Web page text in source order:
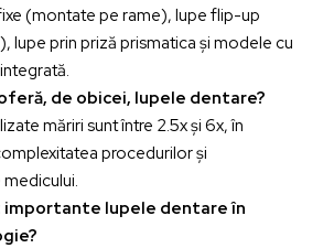
(montate pe rame), lupe flip-up
lupe prin priză prismatica și modele cu
de obicei, lupele dentare?
măriri sunt între 2.5x și 6x, în
procedurilor și
importante lupele dentare în